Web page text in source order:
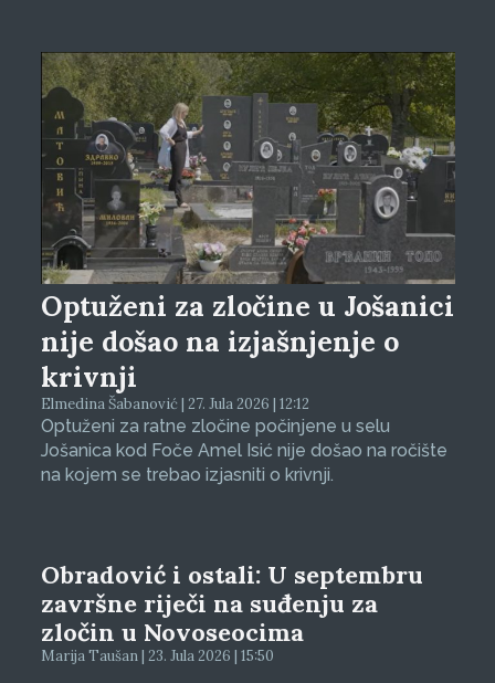
Optuženi za zločine u Jošanici
nije došao na izjašnjenje o
krivnji
Elmedina Šabanović | 27. Jula 2026 | 12:12
Optuženi za ratne zločine počinjene u selu
Jošanica kod Foče Amel Isić nije došao na ročište
na kojem se trebao izjasniti o krivnji.
Obradović i ostali: U septembru
završne riječi na suđenju za
zločin u Novoseocima
Marija Taušan | 23. Jula 2026 | 15:50